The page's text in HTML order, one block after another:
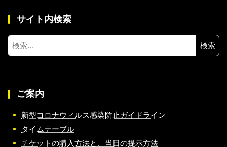
サイト内検索
検
索:
ご案内
新型コロナウィルス感染防止ガイドライン
タイムテーブル
チケットの購入方法と、当日の提示方法